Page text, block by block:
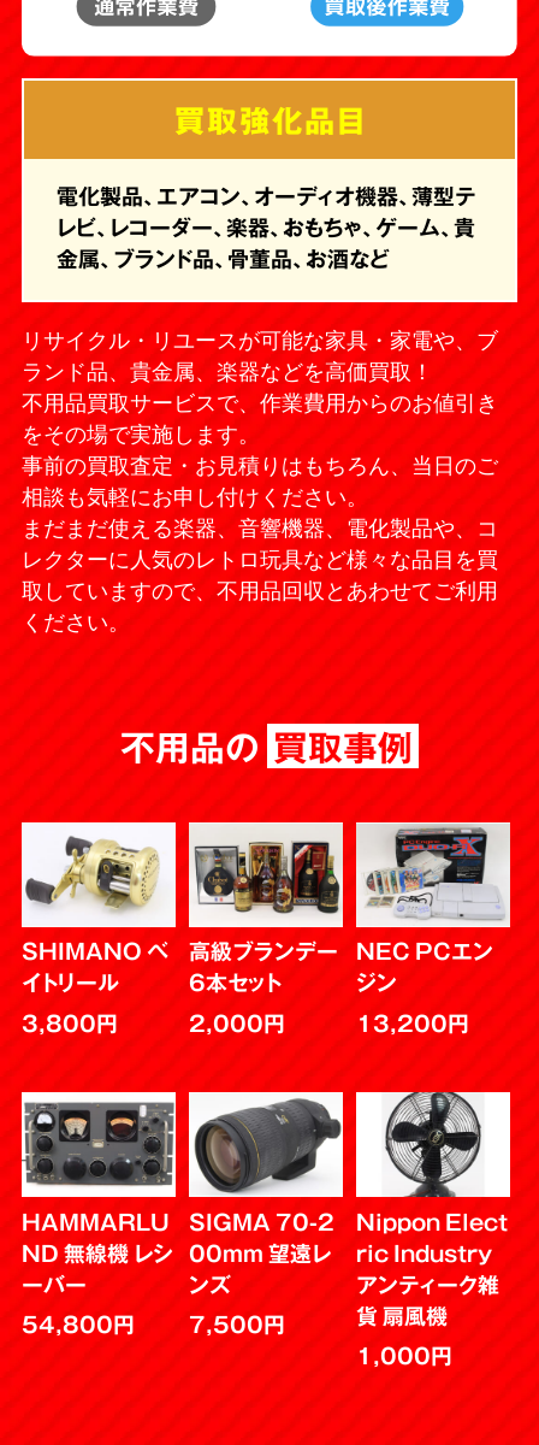
買取強化品目
電化製品、エアコン、オーディオ機器、薄型テ
レビ、レコーダー、楽器、おもちゃ、ゲーム、貴
金属、ブランド品、骨董品、お酒など
リサイクル・リユースが可能な家具・家電や、ブ
ランド品、貴金属、楽器などを高価買取！
不用品買取サービスで、作業費用からのお値引き
をその場で実施します。
事前の買取査定・お見積りはもちろん、当日のご
相談も気軽にお申し付けください。
まだまだ使える楽器、音響機器、電化製品や、コ
レクターに人気のレトロ玩具など様々な品目を買
取していますので、不用品回収とあわせてご利用
ください。
不用品の 買取事例
SHIMANO ベ
イトリール
3,800円
高級ブランデー
6本セット
2,000円
NEC PCエン
ジン
13,200円
HAMMARLU
ND 無線機 レシ
ーバー
54,800円
SIGMA 70-2
00mm 望遠レ
ンズ
7,500円
Nippon Elect
ric Industry
アンティーク雑
貨 扇風機
1,000円